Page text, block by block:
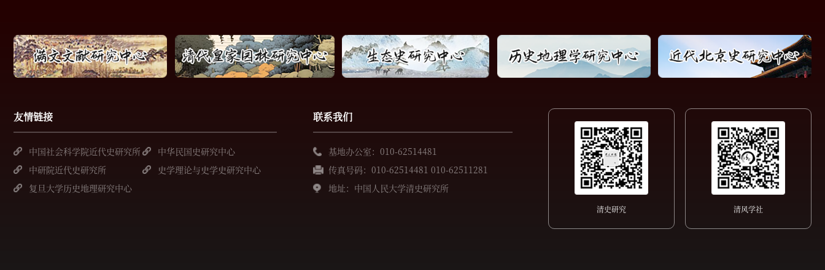
友情链接
中国社会科学院近代史研究所
中华民国史研究中心
中研院近代史研究所
史学理论与史学史研究中心
复旦大学历史地理研究中心
联系我们
基地办公室：010-62514481
传真号码：010-62514481 010-62511281
地址：中国人民大学清史研究所
清史研究 清风学社